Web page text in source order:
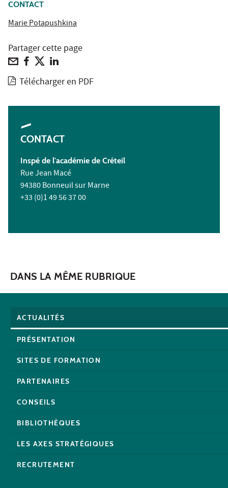
CONTACT
Marie Potapushkina
Partager cette page
Télécharger en PDF
CONTACT
Inspé de l'académie de Créteil
Rue Jean Macé
94380 Bonneuil sur Marne
+33 (0)1 49 56 37 00
DANS LA MÊME RUBRIQUE
ACTUALITÉS
PRÉSENTATION
SITES DE FORMATION
PARTENAIRES
CONSEILS
BIBLIOTHÈQUES
LES AXES STRATÉGIQUES
RECRUTEMENT